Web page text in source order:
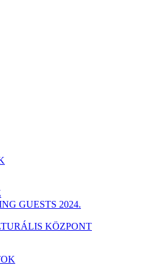
GUESTS 2024.
KÖZPONT